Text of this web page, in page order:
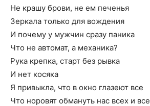
Не крашу брови, не ем печенья
Зеркала только для вождения
И почему у мужчин сразу паника
Что не автомат, а механика?
Рука крепка, старт без рывка
И нет косяка
Я привыкла, что в окно глазеют все
Что норовят обмануть нас всех и все